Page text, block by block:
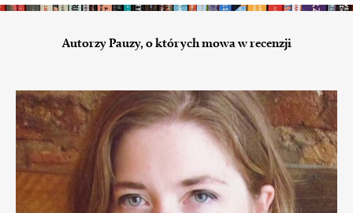
Autorzy Pauzy, o których mowa w recenzji